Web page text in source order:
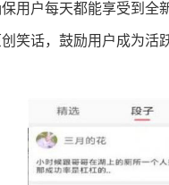
用户每天都能享受到全
笑话，鼓励用户成为